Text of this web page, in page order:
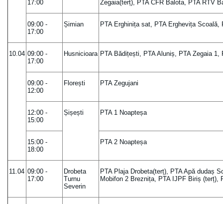
17:00
Zegaia(terț), PTA CFR Balota, PTA RTV
09:00 -
17:00
Șimian PTA Erghinița sat, PTA Erghevița Scoală,
10.04 09:00 -
17:00
Husnicioara PTA Bădițești, PTA Aluniș, PTA Zegaia
09:00 -
12:00
Florești PTA Zegujani
12:00 -
15:00
Șișești PTA 1 Noapteșa
15:00 -
18:00
PTA 2 Noapteșa
11.04 09:00 -
17:00
Drobeta
Turnu
Severin
PTA Plaja Drobeta(terț), PTA Apă dudaș
Mobifon 2 Breznița, PTA IJPF Biriș (terț),